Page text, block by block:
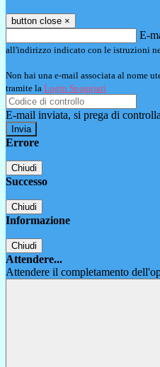
button close ×
E-
all'indirizzo indicato con le istruzioni
Non hai una e-mail associata al nome
tramite la Login Spaggiari
E-mail inviata, si prega di
Errore
Chiudi
Successo
Chiudi
Informazione
Chiudi
Attendere...
Attendere il completamento